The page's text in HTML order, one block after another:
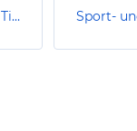
Sehenswürdigkeiten in Tirolo / Dorf Tirol